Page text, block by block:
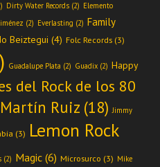
Dirty Water Records (2) Elemento
(2) Everlasting (2) Family
Beiztegui (4) Folc Records (3)
Guadalupe Plata (2) Guadix (2) Happy
del Rock de los 80
Ruiz (18) Jimmy
(3) Lemon Rock
(2) Magic (6) Microsurco (3) Mike